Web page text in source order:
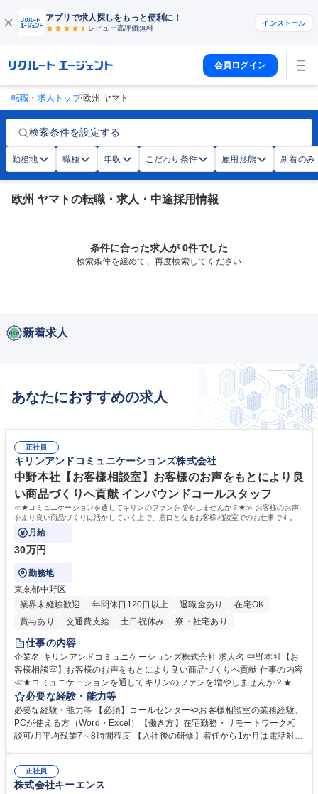
アプリで求人探しをもっと便利に！
レビュー高評価無料
インストール
会員ログイン
転職・求人トップ/欧州 ヤマト
検索条件を設定する
勤務地 職種 年収 こだわり条件 雇用形態 新着のみ
欧州 ヤマトの転職・求人・中途採用情報
条件に合った求人が 0件でした
検索条件を緩めて、再度検索してください
新着求人
あなたにおすすめの求人
正社員
キリンアンドコミュニケーションズ株式会社
中野本社【お客様相談室】お客様のお声をもとにより良
い商品づくりへ貢献 インバウンドコールスタッフ
≪★コミュニケーションを通してキリンのファンを増やしませんか？★≫ お客様のお声
をより良い商品づくりに活かしていく上で、窓口となるお客様相談室でのお仕事です。
月給
30万円
勤務地
東京都中野区
業界未経験歓迎
年間休日120日以上 退職金あり
在宅OK
賞与あり
交通費支給 土日祝休み 寮・社宅あり
仕事の内容
企業名 キリンアンドコミュニケーションズ株式会社 求人名 中野本社【お
客様相談室】お客様のお声をもとにより良い商品づくりへ貢献 仕事の内容
≪★コミュニケーションを通してキリンのファンを増やしませんか？★≫
お客様のお声をより良い商品づくりに活かしていく上で、窓口となるお客
様相談室でのお仕事です。 日々お客様からいただくキリングループへのご
意見を、企業活動に活かしています。お客様からの声に迅速かつ誠意をも
って対応、情報提供するとともにグループ内活動に反映しています。 【具
平均100件前後■メール・手紙：同上40件前後 募集職種 中野本社【お客様
相談室】お客様のお声をもとにより良い商品づくりへ貢献
必要な経験・能力等
必要な経験・能力等 【必須】コールセンターやお客様相談室の業務経験、
PCが使える方（Word・Excel）【働き方】在宅勤務・リモートワーク相
談可/月平均残業7～8時間程度 【入社後の研修】着任から1か月は電話対応
すのでご安心ください。 【当社について】キリングループの広報機能を担
う会社として、お客様との出会いを大切にし、磨き上げたホスピタリティ
正社員
株式会社キーエンス